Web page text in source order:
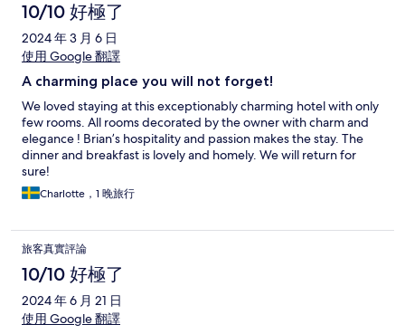
10/10 好極了
2024 年 3 月 6 日
使用 Google 翻譯
A charming place you will not forget!
We loved staying at this exceptionably charming hotel with only
few rooms. All rooms decorated by the owner with charm and
elegance ! Brian’s hospitality and passion makes the stay. The
dinner and breakfast is lovely and homely. We will return for
sure!
Charlotte，1 晚旅行
旅客真實評論
10/10 好極了
2024 年 6 月 21 日
使用 Google 翻譯